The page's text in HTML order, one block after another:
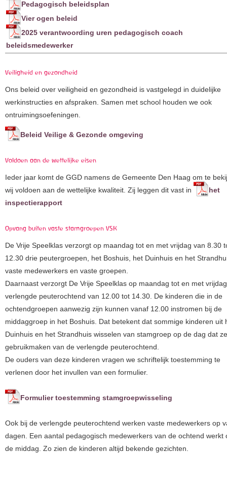
Pedagogisch beleidsplan
Vier ogen beleid
2025 verantwoording uren pedagogisch coach
beleidsmedewerker
Veiligheid en gezondheid
Ons beleid over veiligheid en gezondheid is vastgelegd in duidelijke
werkinstructies en afspraken. Samen met school houden we ook
ontruimingsoefeningen.
Beleid Veilige & Gezonde omgeving
Voldoen aan de wettelijke eisen
Ieder jaar komt de GGD namens de Gemeente Den Haag om te
wij voldoen aan de wettelijke kwaliteit. Zij leggen dit vast in
het
inspectierapport
Opvang buiten vaste stamgroepen VSK
De Vrije Speelklas verzorgt op maandag tot en met vrijdag van 8.30
12.30 drie peutergroepen, het Boshuis, het Duinhuis en het
vaste medewerkers en vaste groepen.
Daarnaast verzorgt De Vrije Speelklas op maandag tot en met
verlengde peuterochtend van 12.00 tot 14.30. De kinderen die in de
ochtendgroepen aanwezig zijn kunnen vanaf 12.00 instromen bij de
middaggroep in het Boshuis. Dat betekent dat sommige kinderen uit
Duinhuis en het Strandhuis wisselen van stamgroep op de dag dat ze
gebruikmaken van de verlengde peuterochtend.
De ouders van deze kinderen vragen we schriftelijk toestemming te
verlenen door het invullen van een formulier.
Formulier toestemming stamgroepwisseling
Ook bij de verlengde peuterochtend werken vaste medewerkers op
dagen. Een aantal pedagogisch medewerkers van de ochtend werkt
de middag. Zo zien de kinderen altijd bekende gezichten.